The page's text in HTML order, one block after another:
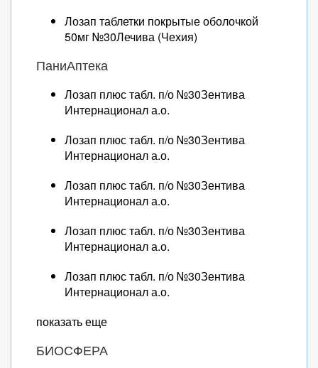
Лозап таблетки покрытые оболочкой
50мг №30Лечива (Чехия)
ПаниАптека
Лозап плюс табл. п/о №30Зентива
Интернационал а.о.
Лозап плюс табл. п/о №30Зентива
Интернационал а.о.
Лозап плюс табл. п/о №30Зентива
Интернационал а.о.
Лозап плюс табл. п/о №30Зентива
Интернационал а.о.
Лозап плюс табл. п/о №30Зентива
Интернационал а.о.
показать еще
БИОСФЕРА